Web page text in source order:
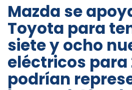
Mazda se
Toyota para
siete y ocho
eléctricos para
podrían